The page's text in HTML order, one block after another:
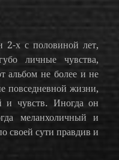
2-х с половиной лет,
личные чувства,
альбом не более и не
повседневной жизни,
и чувств. Иногда он
меланхоличный и
своей сути правдив и